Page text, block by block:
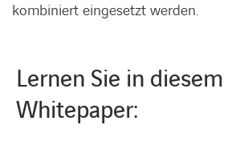
kombiniert eingesetzt werden.
Lernen Sie in diesem
Whitepaper: